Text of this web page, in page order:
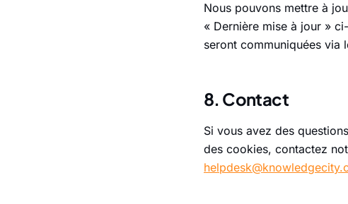
Nous pouvons mettre à
« Dernière mise à jour »
seront communiquées via
8. Contact
Si vous avez des
des cookies, contactez